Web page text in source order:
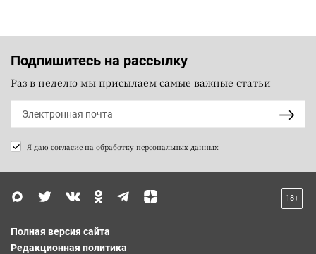
Подпишитесь на рассылку
Раз в неделю мы присылаем самые важные статьи
Я даю согласие на обработку персональных данных
18+
Полная версия сайта
Редакционная политика